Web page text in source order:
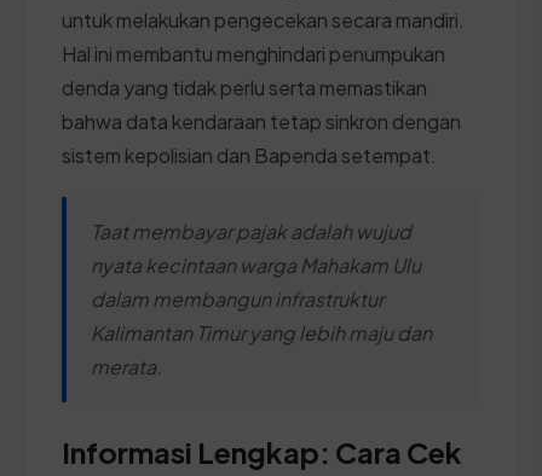
untuk melakukan pengecekan secara mandiri.
Hal ini membantu menghindari penumpukan
denda yang tidak perlu serta memastikan
bahwa data kendaraan tetap sinkron dengan
sistem kepolisian dan Bapenda setempat.
Taat membayar pajak adalah wujud
nyata kecintaan warga Mahakam Ulu
dalam membangun infrastruktur
Kalimantan Timur yang lebih maju dan
merata.
Informasi Lengkap: Cara Cek